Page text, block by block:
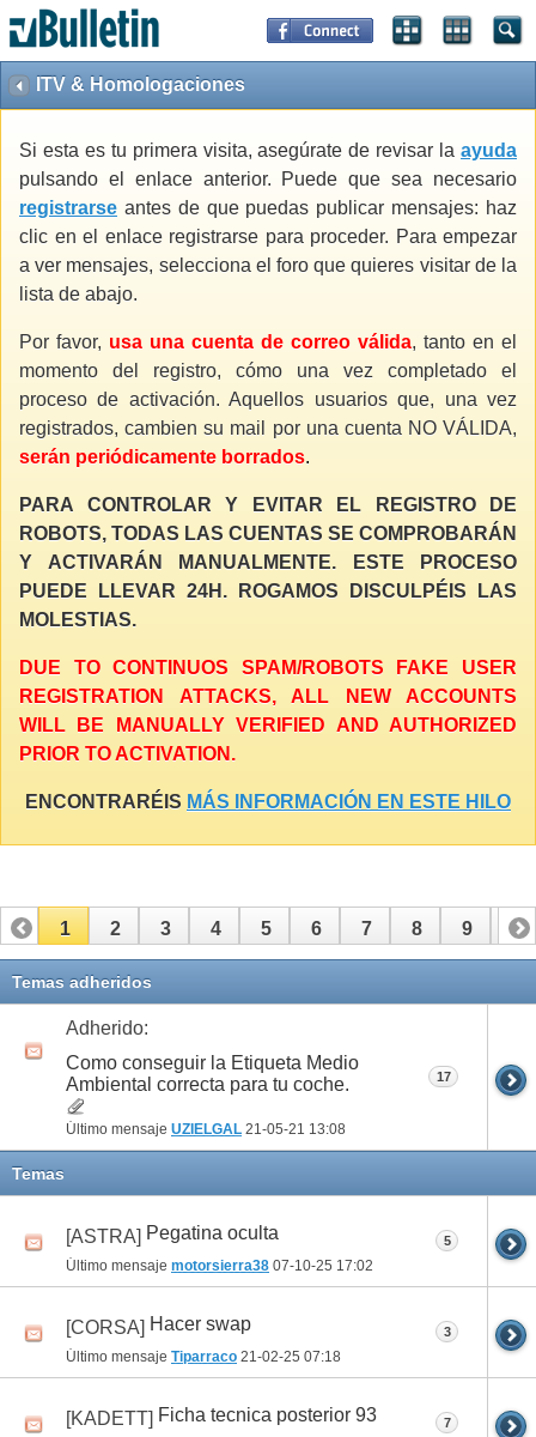
ITV & Homologaciones
Si esta es tu primera visita, asegúrate de revisar la ayuda
pulsando el enlace anterior. Puede que sea necesario
registrarse antes de que puedas publicar mensajes: haz
clic en el enlace registrarse para proceder. Para empezar
a ver mensajes, selecciona el foro que quieres visitar de la
lista de abajo.
Por favor, usa una cuenta de correo válida, tanto en el
momento del registro, cómo una vez completado el
proceso de activación. Aquellos usuarios que, una vez
registrados, cambien su mail por una cuenta NO VÁLIDA,
serán periódicamente borrados.
PARA CONTROLAR Y EVITAR EL REGISTRO DE
ROBOTS, TODAS LAS CUENTAS SE COMPROBARÁN
Y ACTIVARÁN MANUALMENTE. ESTE PROCESO
PUEDE LLEVAR 24H. ROGAMOS DISCULPÉIS LAS
MOLESTIAS.
DUE TO CONTINUOS SPAM/ROBOTS FAKE USER
REGISTRATION ATTACKS, ALL NEW ACCOUNTS
WILL BE MANUALLY VERIFIED AND AUTHORIZED
PRIOR TO ACTIVATION.
ENCONTRARÉIS MÁS INFORMACIÓN EN ESTE HILO
1 2 3 4 5 6 7 8 9 10
11 12
Temas adheridos
Adherido:
Como conseguir la Etiqueta Medio
Ambiental correcta para tu coche.
Último mensaje UZIELGAL 21-05-21 13:08
17
Temas
[ASTRA] Pegatina oculta
Último mensaje motorsierra38 07-10-25 17:02
5
[CORSA] Hacer swap
Último mensaje Tiparraco 21-02-25 07:18
3
[KADETT] Ficha tecnica posterior 93 7